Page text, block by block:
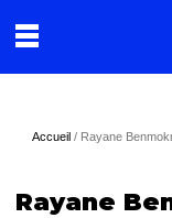
Accueil / Rayane
Rayane